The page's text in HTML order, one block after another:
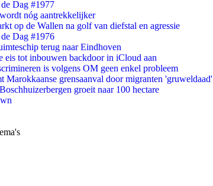
Dag #1977
nóg aantrekkelijker
op de Wallen na golf van diefstal en agressie
Dag #1976
terug naar Eindhoven
eis tot inbouwen backdoor in iCloud aan
is volgens OM geen enkel probleem
Marokkaanse grensaanval door migranten 'gruweldaad'
groeit naar 100 hectare